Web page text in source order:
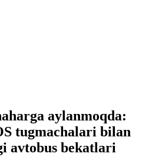
aylanmoqda:
tugmachalari bilan
avtobus bekatlari